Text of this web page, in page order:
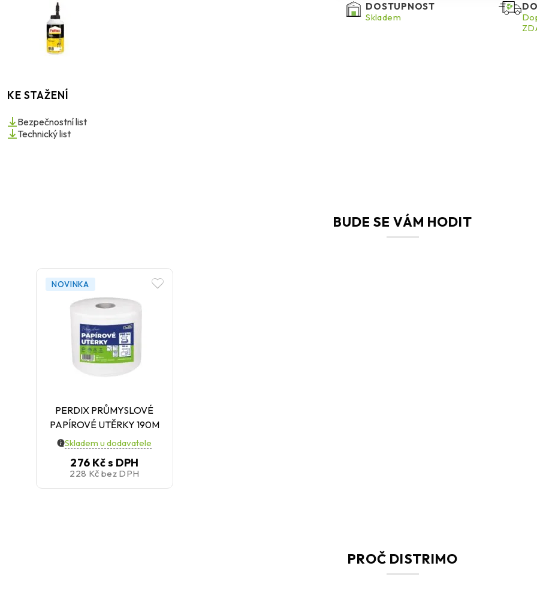
KE STAŽENÍ
Bezpečnostní list
Technický list
suchý, bez prachu a mastnoty a díly do sebe
protože vyšší vlhkost prodlužuje vytvrzení. U
DOSTUPNOST
Skladem
BUDE SE VÁM HODIT
NOVINKA
PERDIX PRŮMYSLOVÉ
PAPÍROVÉ UTĚRKY 190M
Skladem u dodavatele
276 Kčs DPH
228 Kč bez DPH
PROČ DISTRIMO